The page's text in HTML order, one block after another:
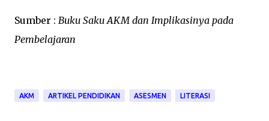
Sumber : Buku Saku AKM dan Implikasinya pada
Pembelajaran
AKM ARTIKEL PENDIDIKAN ASESMEN LITERASI